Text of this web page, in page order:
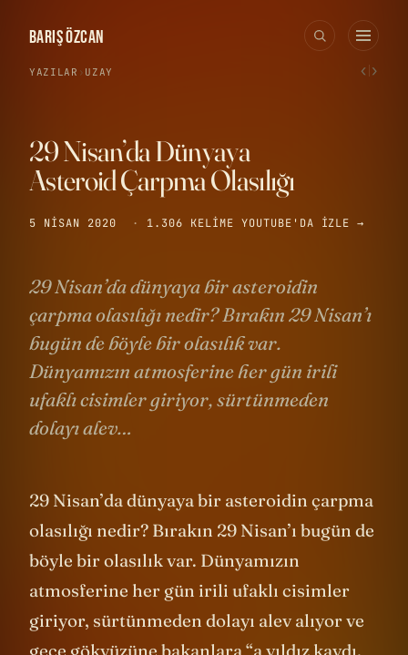
BARIŞ ÖZCAN
YAZILAR › UZAY ‹ ›
29 Nisan’da Dünyaya
Asteroid Çarpma Olasılığı
5 NISAN 2020 · 1.306 KELIME YOUTUBE'DA IZLE →
29 Nisan’da dünyaya bir asteroidin
çarpma olasılığı nedir? Bırakın 29 Nisan’ı
bugün de böyle bir olasılık var.
Dünyamızın atmosferine her gün irili
ufaklı cisimler giriyor, sürtünmeden
dolayı alev…
29 Nisan’da dünyaya bir asteroidin çarpma
olasılığı nedir? Bırakın 29 Nisan’ı bugün de
böyle bir olasılık var. Dünyamızın
atmosferine her gün irili ufaklı cisimler
giriyor, sürtünmeden dolayı alev alıyor ve
gece gökyüzüne bakanlara “a yıldız kaydı,